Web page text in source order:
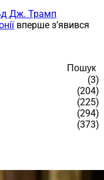
Дж. Трамп
вперше з’явився
Пошук
(3)
(204)
(225)
(294)
(373)